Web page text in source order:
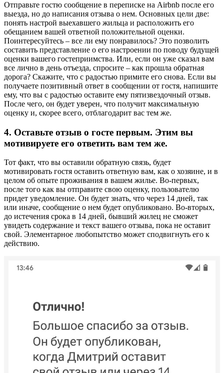
Отправьте гостю сообщение в переписке на Airbnb после его
выезда, но до написания отзыва о нем. Основных цели две:
понять настрой выехавшего жильца и расположить его
обещанием вашей ответной положительной оценки.
Поинтересуйтесь – все ли ему понравилось? Это позволить
составить представление о его настроении по поводу будущей
оценки вашего гостеприимства. Или, если он уже сказал вам
все лично в день отъезда, спросите – как прошла обратная
дорога? Скажите, что с радостью примите его снова. Если вы
получаете позитивный ответ в сообщении от гостя, напишите
ему, что вы с радостью оставите ему пятизвездочный отзыв.
После чего, он будет уверен, что получит максимальную
оценку и, скорее всего, отблагодарит вас тем же.
4. Оставьте отзыв о госте первым. Этим вы
мотивируете его ответить вам тем же.
Тот факт, что вы оставили обратную связь, будет
мотивировать гостя оставить ответную вам, как о хозяине, и в
целом об опыте проживания в вашем жилье. Во-первых,
после того как вы отправите свою оценку, пользователю
придет уведомление. Он будет знать, что через 14 дней, так
или иначе, сообщение о нем будет опубликовано. Во-вторых,
до истечения срока в 14 дней, бывший жилец не сможет
увидеть содержание и текст вашего отзыва, пока не оставит
свой. Элементарное любопытство может сподвигнуть его к
действию.